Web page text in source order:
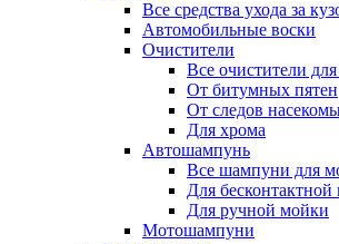
Все средства ухода за
Автомобильные воски
Очистители
Все очистители
От битумных пятен
От следов
Для хрома
Автошампунь
Все шампуни для
Для
Для ручной мойки
Мотошампуни